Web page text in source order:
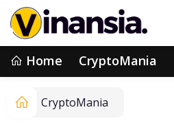
Home CryptoMania
CryptoMania